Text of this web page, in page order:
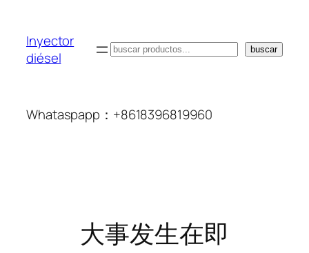
Inyector
diésel
搜
buscar
Whataspapp：+8618396819960
大事发生在即